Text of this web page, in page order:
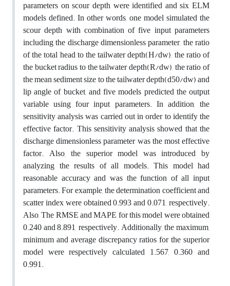
parameters on scour depth were identified and six ELM
models defined. In other words, one model simulated the
scour depth with combination of five input parameters
including the discharge dimensionless parameter, the ratio
of the total head to the tailwater depth(H/dw), the ratio of
the bucket radius to the tailwater depth(R/dw), the ratio of
the mean sediment size to the tailwater depth(d50/dw) and
lip angle of bucket, and five models predicted the output
variable using four input parameters. In addition, the
sensitivity analysis was carried out in order to identify the
effective factor. This sensitivity analysis showed that the
discharge dimensionless parameter was the most effective
factor. Also, the superior model was introduced by
analyzing the results of all models. This model had
reasonable accuracy and was the function of all input
parameters. For example, the determination coefficient and
scatter index were obtained 0.993 and 0.071, respectively.
Also, The RMSE and MAPE for this model were obtained
0.240 and 8.891, respectively. Additionally, the maximum,
minimum and average discrepancy ratios for the superior
model were respectively calculated 1.567, 0.360 and
0.991.